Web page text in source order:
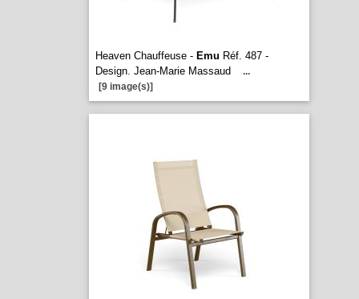
Heaven Chauffeuse - Emu Réf. 487 -
Design. Jean-Marie Massaud
...
[9 image(s)]